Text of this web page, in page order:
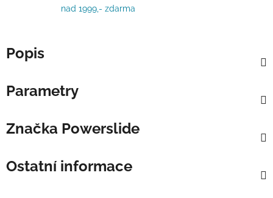
nad 1999,- zdarma
Popis
Parametry
Značka Powerslide
Ostatní informace